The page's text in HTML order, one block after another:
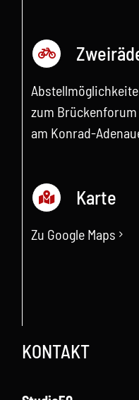
zum
am Konrad-
Karte
Zu Google Maps
KONTAKT